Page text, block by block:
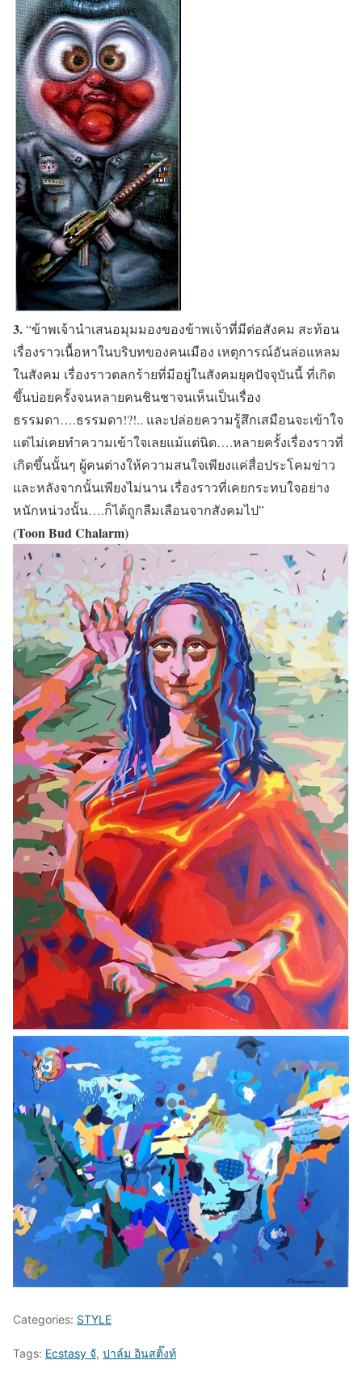
3.“ข้าพเจ้านำเสนอมุมมองของข้าพเจ้าที่มีต่อสังคม สะท้อน
เรื่องราวเนื้อหาในบริบทของคนเมือง เหตุการณ์อันล่อแหลม
ในสังคม เรื่องราวตลกร้ายที่มีอยู่ในสังคมยุคปัจจุบันนี้ ที่เกิด
ขึ้นบ่อยครั้งจนหลายคนชินชาจนเห็นเป็นเรื่อง
ธรรมดา….ธรรมดา!?!.. และปล่อยความรู้สึกเสมือนจะเข้าใจ
แต่ไม่เคยทำความเข้าใจเลยแม้แต่นิด….หลายครั้งเรื่องราวที่
เกิดขึ้นนั้นๆ ผู้คนต่างให้ความสนใจเพียงแค่สื่อประโคมข่าว
และหลังจากนั้นเพียงไม่นาน เรื่องราวที่เคยกระทบใจอย่าง
หนักหน่วงนั้น….ก็ได้ถูกลืมเลือนจากสังคมไป”
(Toon Bud Chalarm)
Categories: STYLE
Tags: Ecstasy จั, ปาล์ม อินสติ๊งท์